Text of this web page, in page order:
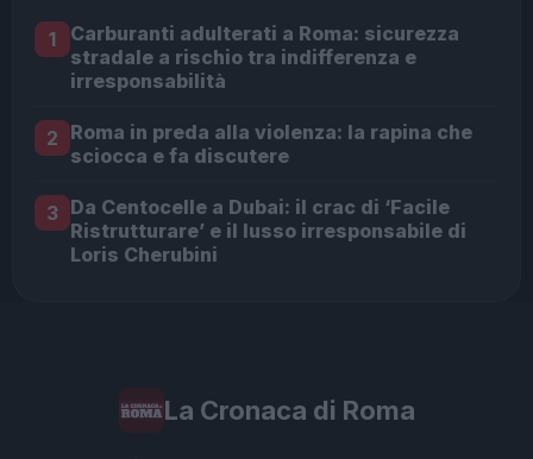
1
Carburanti adulterati a Roma: sicurezza
stradale a rischio tra indifferenza e
irresponsabilità
2 Roma in preda alla violenza: la rapina che
sciocca e fa discutere
3 Da Centocelle a Dubai: il crac di ‘Facile
Ristrutturare’ e il lusso irresponsabile di
Loris Cherubini
La Cronaca di Roma